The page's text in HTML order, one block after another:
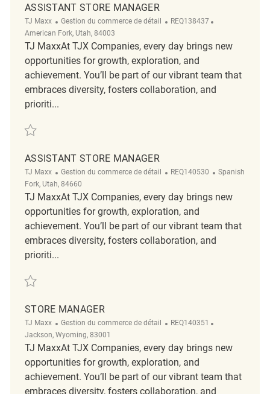
ASSISTANT STORE MANAGER
TJ Maxx Catégorie
Gestion du commerce de détail ReqId
REQ138437
American Fork, Utah, 84003
TJ MaxxAt TJX Companies, every day brings new
opportunities for growth, exploration, and
achievement. You’ll be part of our vibrant team that
embraces diversity, fosters collaboration, and
prioriti...
Sauvegarder Assistant Store Manager REQ138437
ASSISTANT STORE MANAGER
TJ Maxx Catégorie
Gestion du commerce de détail ReqId
REQ140530 Emplacement
Spanish
Fork, Utah, 84660
TJ MaxxAt TJX Companies, every day brings new
opportunities for growth, exploration, and
achievement. You’ll be part of our vibrant team that
embraces diversity, fosters collaboration, and
prioriti...
Sauvegarder Assistant Store Manager REQ140530
STORE MANAGER
TJ Maxx Catégorie
Gestion du commerce de détail ReqId
REQ140351
Jackson, Wyoming, 83001
TJ MaxxAt TJX Companies, every day brings new
opportunities for growth, exploration, and
achievement. You’ll be part of our vibrant team that
embraces diversity, fosters collaboration, and